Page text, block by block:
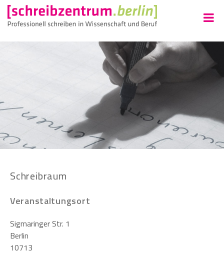
Schreibraum
Veranstaltungsort
Sigmaringer Str. 1
Berlin
10713